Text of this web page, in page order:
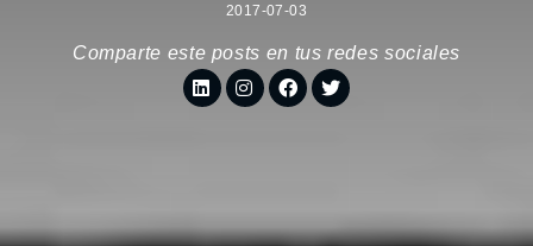
2017-07-03
Comparte este posts en tus redes sociales